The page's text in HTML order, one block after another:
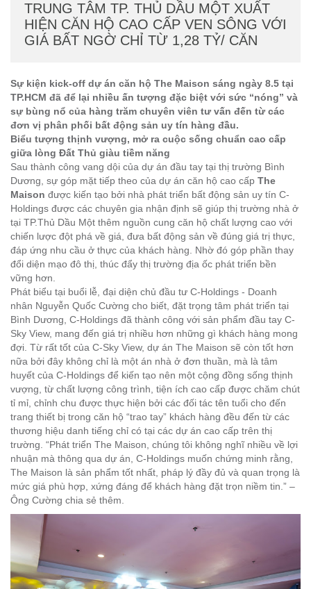
TRUNG TÂM TP. THỦ DẦU MỘT XUẤT
HIỆN CĂN HỘ CAO CẤP VEN SÔNG VỚI
GIÁ BẤT NGỜ CHỈ TỪ 1,28 TỶ/ CĂN
Sự kiện kick-off dự án căn hộ The Maison sáng ngày 8.5 tại
TP.HCM đã để lại nhiều ấn tượng đặc biệt với sức “nóng” và
sự bùng nổ của hàng trăm chuyên viên tư vấn đến từ các
đơn vị phân phối bất động sản uy tín hàng đầu.
Biểu tượng thịnh vượng, mở ra cuộc sống chuẩn cao cấp
giữa lòng Đất Thủ giàu tiềm năng
Sau thành công vang dội của dự án đầu tay tại thị trường Bình
Dương, sự góp mặt tiếp theo của dự án căn hộ cao cấp The
Maison được kiến tạo bởi nhà phát triển bất động sản uy tín C-
Holdings được các chuyên gia nhận định sẽ giúp thị trường nhà ở
tại TP.Thủ Dầu Một thêm nguồn cung căn hộ chất lượng cao với
chiến lược đột phá về giá, đưa bất động sản về đúng giá trị thực,
đáp ứng nhu cầu ở thực của khách hàng. Nhờ đó góp phần thay
đổi diện mạo đô thị, thúc đẩy thị trường địa ốc phát triển bền
vững hơn.
Phát biểu tại buổi lễ, đại diện chủ đầu tư C-Holdings - Doanh
nhân Nguyễn Quốc Cường cho biết, đặt trọng tâm phát triển tại
Bình Dương, C-Holdings đã thành công với sản phẩm đầu tay C-
Sky View, mang đến giá trị nhiều hơn những gì khách hàng mong
đợi. Từ rất tốt của C-Sky View, dự án The Maison sẽ còn tốt hơn
nữa bởi đây không chỉ là một án nhà ở đơn thuần, mà là tâm
huyết của C-Holdings để kiến tạo nên một cộng đồng sống thịnh
vượng, từ chất lượng công trình, tiện ích cao cấp được chăm chút
tỉ mỉ, chỉnh chu được thực hiện bởi các đối tác tên tuổi cho đến
trang thiết bị trong căn hộ “trao tay” khách hàng đều đến từ các
thương hiệu danh tiếng chỉ có tại các dự án cao cấp trên thị
trường. “Phát triển The Maison, chúng tôi không nghĩ nhiều về lợi
nhuận mà thông qua dự án, C-Holdings muốn chứng minh rằng,
The Maison là sản phẩm tốt nhất, pháp lý đầy đủ và quan trọng là
mức giá phù hợp, xứng đáng để khách hàng đặt trọn niềm tin.” –
Ông Cường chia sẻ thêm.